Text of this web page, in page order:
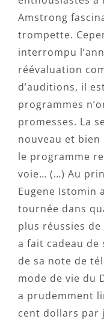
Amstrong
trompette.
interrompu
réévaluation
d’auditions, il
programmes
promesses. La
nouveau et
le programme
voie… (…) Au
Eugene Istomin
tournée dans
plus réussies de
a fait cadeau
de sa note de
mode de vie du
a prudemment
cent dollars par